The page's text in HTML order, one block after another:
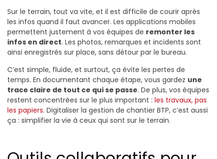
Sur le terrain, tout va vite, et il est difficile de courir après
les infos quand il faut avancer. Les applications mobiles
permettent justement à vos équipes de remonter les
infos en direct. Les photos, remarques et incidents sont
ainsi enregistrés sur place, sans détour par le bureau.
C’est simple, fluide, et surtout, ça évite les pertes de
temps. En documentant chaque étape, vous gardez une
trace claire de tout ce qui se passe. De plus, vos équipes
restent concentrées sur le plus important : les travaux, pas
les papiers. Digitaliser la gestion de chantier BTP, c’est aussi
ça : simplifier la vie à ceux qui sont sur le terrain.